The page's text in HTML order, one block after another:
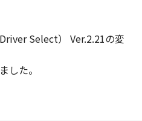
ソフトウエア製品の機
特定目的に適合するこ
るとを問わず何らの保
。
よび小売店が行う保証
Select） Ver.2.21の変
した。